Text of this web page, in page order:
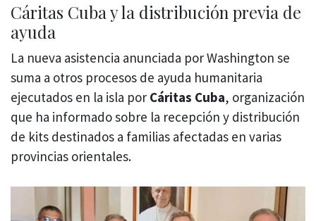
Cáritas Cuba y la distribución previa de
ayuda
La nueva asistencia anunciada por Washington se
suma a otros procesos de ayuda humanitaria
ejecutados en la isla por Cáritas Cuba, organización
que ha informado sobre la recepción y distribución
de kits destinados a familias afectadas en varias
provincias orientales.